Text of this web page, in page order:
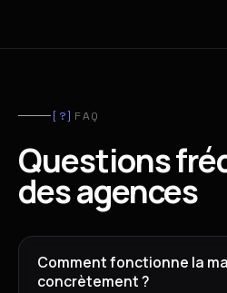
[?] FAQ
Questions
des agences
Comment fonctionne la
concrètement ?